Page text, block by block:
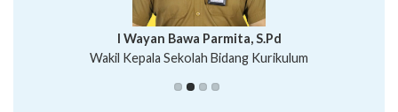
Putu Suhartana, S.Pd.
I Wayan Bawa Parmita, S.Pd
Wakil Kepala Sekolah Bidang Kurikulum
I Wayan Gede Aditya Pratita, S.Pd., M.Sn
Ni Wayan Nopi Sutantri, S.Pd.